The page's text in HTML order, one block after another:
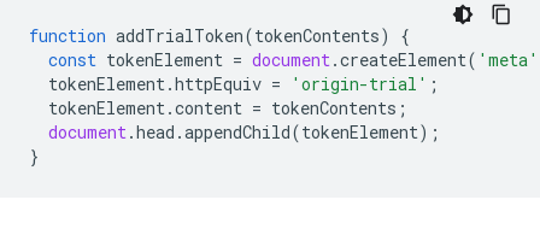
function addTrialToken(tokenContents)
{
const tokenElement = document .createElement( 'meta'
tokenElement .httpEquiv = 'origin-trial' ;
tokenElement .content = tokenContents ;
document .head .appendChild(tokenElement);
}